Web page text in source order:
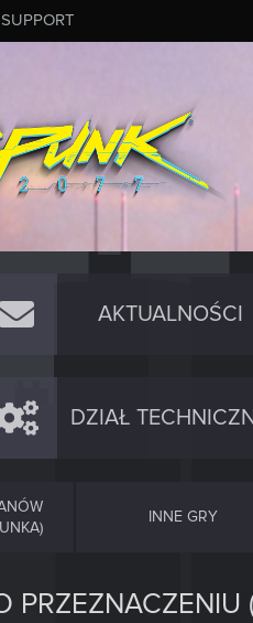
SUPPORT
AKTUALNOŚCI
DZIAŁ
INNE GRY